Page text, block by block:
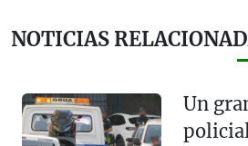
NOTICIAS
Un